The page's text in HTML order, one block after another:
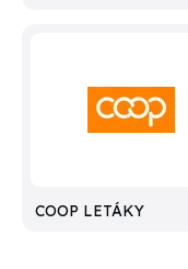
COOP LETÁKY